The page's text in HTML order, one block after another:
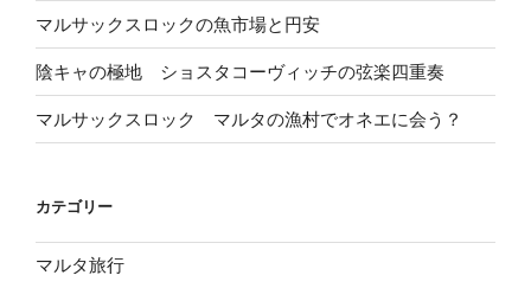
マルサックスロックの魚市場と円安
陰キャの極地 ショスタコーヴィッチの弦楽四重奏
マルサックスロック マルタの漁村でオネエに会う？
カテゴリー
マルタ旅行